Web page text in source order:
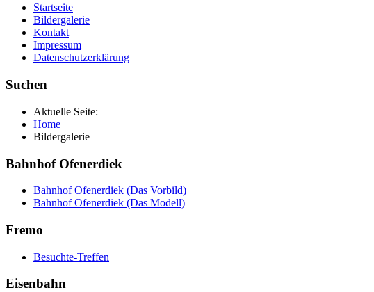
Startseite
Bildergalerie
Kontakt
Impressum
Datenschutzerklärung
Suchen
Aktuelle Seite:
Home
Bildergalerie
Bahnhof Ofenerdiek
Bahnhof Ofenerdiek (Das Vorbild)
Bahnhof Ofenerdiek (Das Modell)
Fremo
Besuchte-Treffen
Eisenbahn